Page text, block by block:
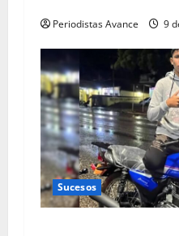
Periodistas Avance 9
Sucesos